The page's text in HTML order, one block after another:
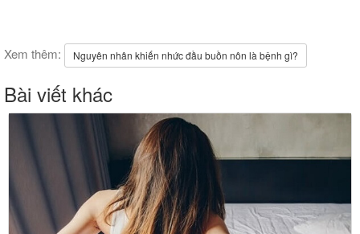
Xem thêm: Nguyên nhân khiến nhức đầu buồn nôn là bệnh gì?
Bài viết khác